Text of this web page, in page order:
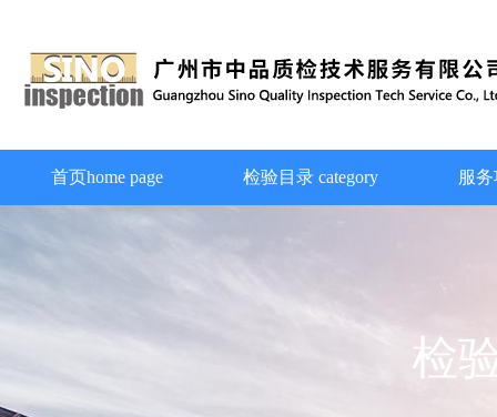
首页home page 检验目录 category 服务
检